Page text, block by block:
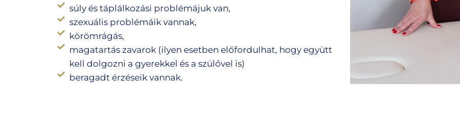
súly és táplálkozási problémájuk van,
szexuális problémáik vannak,
körömrágás,
magatartás zavarok (ilyen esetben előfordulhat, hogy együtt
kell dolgozni a gyerekkel és a szülővel is)
beragadt érzéseik vannak.